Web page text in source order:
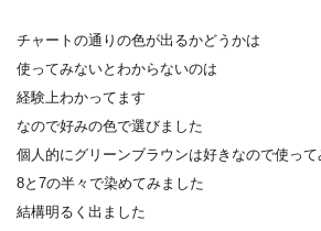
チャートの通りの色が出るかどうかは
使ってみないとわからないのは
経験上わかってます
なので好みの色で選びました
個人的にグリーンブラウンは好きなので使って
8と7の半々で染めてみました
結構明るく出ました